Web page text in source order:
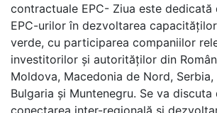
contractuale EPC- Ziua este
EPC-urilor în dezvoltarea
verde, cu participarea companiilor
investitorilor și autorităților din
Moldova, Macedonia de Nord, Serbia,
Bulgaria și Muntenegru. Se va discuta